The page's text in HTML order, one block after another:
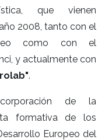
que vienen
2008, tanto con el
como con el
y actualmente con
.
de la
formativa de los
Europeo del